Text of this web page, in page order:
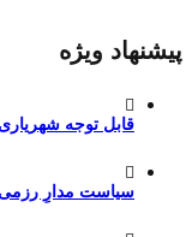
پیشنهاد ویژه
قابل توجه
سیاست مدارِ رزمی